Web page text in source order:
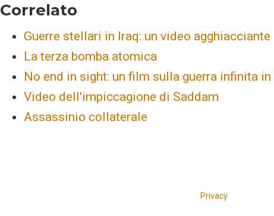
Correlato
Guerre stellari in Iraq: un video agghiacciante
La terza bomba atomica
No end in sight: un film sulla guerra infinita in
Video dell'impiccagione di Saddam
Assassinio collaterale
Privacy